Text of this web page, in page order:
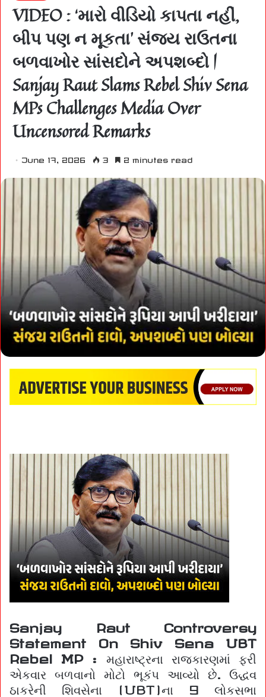
VIDEO : ‘મારો વીડિયો કાપતા નહીં,
બીપ પણ ન મૂકતા’ સંજય રાઉતના
બળવાખોર સાંસદોને અપશબ્દો |
Sanjay Raut Slams Rebel Shiv Sena
MPs Challenges Media Over
Uncensored Remarks
June 17, 2026 3 2 minutes read
Sanjay Raut Controversy
Statement On Shiv Sena UBT
Rebel MP : મહારાષ્ટ્રના રાજકારણમાં ફરી
એકવાર બળવાનો મોટો ભૂકંપ આવ્યો છે. ઉદ્ધવ
ઠાકરેની શિવસેના (UBT)ના 9 લોકસભા